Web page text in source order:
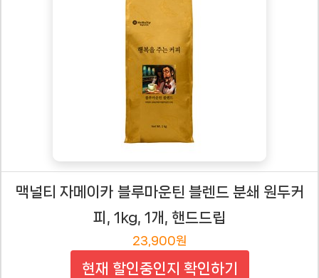
맥널티 자메이카 블루마운틴 블렌드 분쇄 원두커
피, 1kg, 1개, 핸드드립
23,900원
현재 할인중인지 확인하기